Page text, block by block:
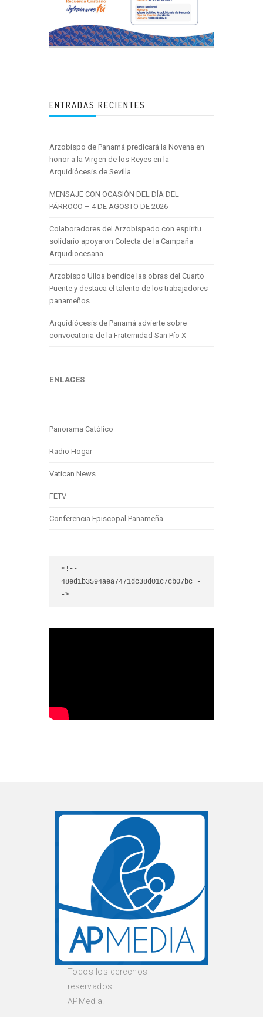
ENTRADAS RECIENTES
Arzobispo de Panamá predicará la Novena en
honor a la Virgen de los Reyes en la
Arquidiócesis de Sevilla
MENSAJE CON OCASIÓN DEL DÍA DEL
PÁRROCO – 4 DE AGOSTO DE 2026
Colaboradores del Arzobispado con espíritu
solidario apoyaron Colecta de la Campaña
Arquidiocesana
Arzobispo Ulloa bendice las obras del Cuarto
Puente y destaca el talento de los trabajadores
panameños
Arquidiócesis de Panamá advierte sobre
convocatoria de la Fraternidad San Pío X
ENLACES
Panorama Católico
Radio Hogar
Vatican News
FETV
Conferencia Episcopal Panameña
<!--
48ed1b3594aea7471dc38d01c7cb07bc -
->
Todos los derechos
reservados.
APMedia.